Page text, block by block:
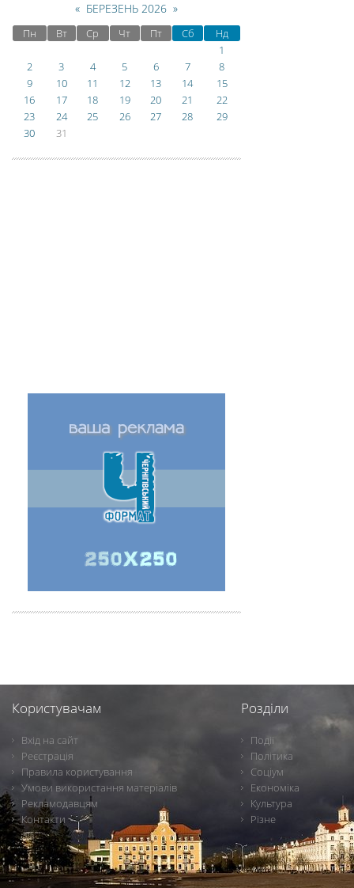
« БЕРЕЗЕНЬ 2026 »
Пн Вт Ср Чт Пт Сб
Нд
1
2
3 4 5 6 7
8
9
10 11 12 13 14
15
16
17 18 19 20 21
22
23
24 25 26 27 28
29
30
31
Користувачам
Вхід на сайт
Реєстрація
Правила користування
Умови використання матеріалів
Рекламодавцям
Контакти
Розділи
Події
Політика
Соціум
Економіка
Культура
Різне